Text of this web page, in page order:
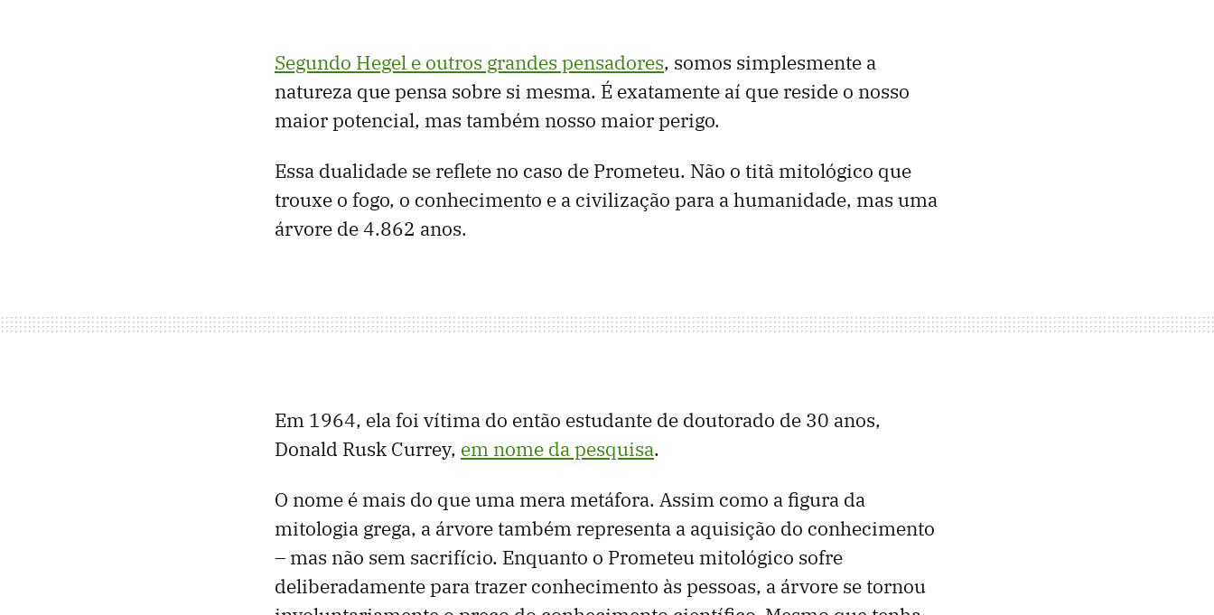
Segundo Hegel e outros grandes pensadores, somos simplesmente a
natureza que pensa sobre si mesma. É exatamente aí que reside o nosso
maior potencial, mas também nosso maior perigo.
Essa dualidade se reflete no caso de Prometeu. Não o titã mitológico que
trouxe o fogo, o conhecimento e a civilização para a humanidade, mas uma
árvore de 4.862 anos.
Em 1964, ela foi vítima do então estudante de doutorado de 30 anos,
Donald Rusk Currey, em nome da pesquisa.
O nome é mais do que uma mera metáfora. Assim como a figura da
mitologia grega, a árvore também representa a aquisição do conhecimento
– mas não sem sacrifício. Enquanto o Prometeu mitológico sofre
deliberadamente para trazer conhecimento às pessoas, a árvore se tornou